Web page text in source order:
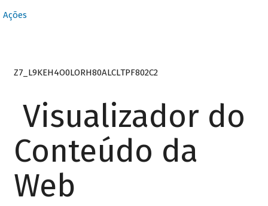
Ações
Z7_L9KEH4O0LORH80ALCLTPF802C2
Visualizador do
Conteúdo da
Web